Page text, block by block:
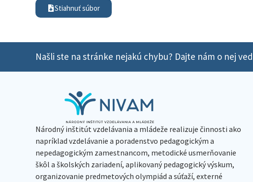
Stiahnuť súbor
Našli ste na stránke nejakú chybu? Dajte nám o nej
Národný inštitút vzdelávania a mládeže realizuje činnosti ako
napríklad vzdelávanie a poradenstvo pedagogickým a
nepedagogickým zamestnancom, metodické usmerňovanie
škôl a školských zariadení, aplikovaný pedagogický výskum,
organizovanie predmetových olympiád a súťaží, externé